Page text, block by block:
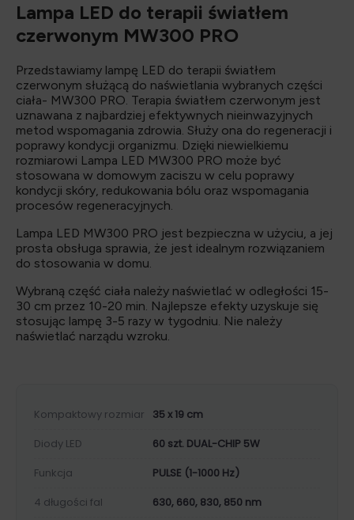
Lampa LED do terapii światłem
czerwonym MW300 PRO
Przedstawiamy lampę LED do terapii światłem
czerwonym służącą do naświetlania wybranych części
ciała- MW300 PRO. Terapia światłem czerwonym jest
uznawana z najbardziej efektywnych nieinwazyjnych
metod wspomagania zdrowia. Służy ona do regeneracji i
poprawy kondycji organizmu. Dzięki niewielkiemu
rozmiarowi Lampa LED MW300 PRO może być
stosowana w domowym zaciszu w celu poprawy
kondycji skóry, redukowania bólu oraz wspomagania
procesów regeneracyjnych.
Lampa LED MW300 PRO jest bezpieczna w użyciu, a jej
prosta obsługa sprawia, że jest idealnym rozwiązaniem
do stosowania w domu.
Wybraną część ciała należy naświetlać w odległości 15-
30 cm przez 10-20 min. Najlepsze efekty uzyskuje się
stosując lampę 3-5 razy w tygodniu. Nie należy
naświetlać narządu wzroku.
Kompaktowy rozmiar
35 x 19 cm
Diody LED
60 szt. DUAL-CHIP 5W
Funkcja
PULSE (1-1000 Hz)
4 długości fal
630, 660, 830, 850 nm